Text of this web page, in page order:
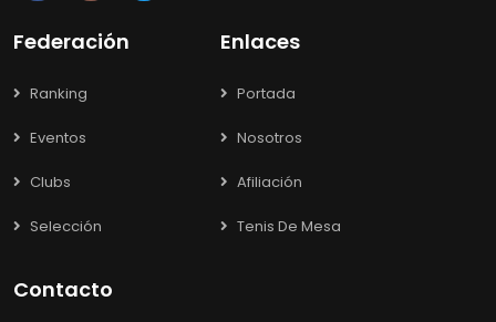
Federación
Ranking
Eventos
Clubs
Selección
Enlaces
Portada
Nosotros
Afiliación
Tenis De Mesa
Contacto